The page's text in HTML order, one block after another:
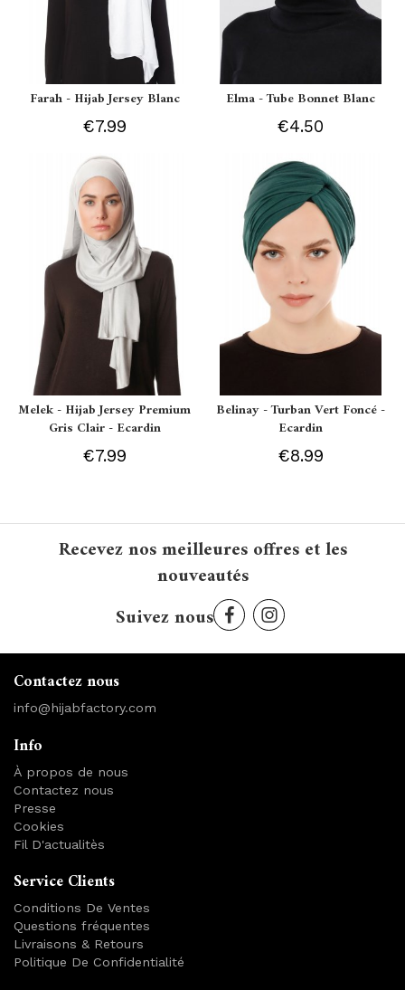
Farah - Hijab Jersey Blanc
€7.99
Elma - Tube Bonnet Blanc
€4.50
Melek - Hijab Jersey Premium
Gris Clair - Ecardin
€7.99
Belinay - Turban Vert Foncé -
Ecardin
€8.99
Recevez nos meilleures offres et les
nouveautés
Suivez nous
Contactez nous
info@hijabfactory.com
Info
À propos de nous
Contactez nous
Presse
Cookies
Fil D'actualitès
Service Clients
Conditions De Ventes
Questions fréquentes
Livraisons & Retours
Politique De Confidentialité